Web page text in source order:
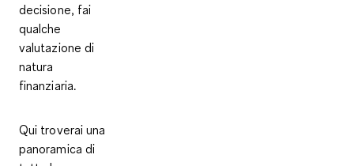
decisione, fai
qualche
valutazione di
natura
finanziaria.
Qui troverai una
panoramica di